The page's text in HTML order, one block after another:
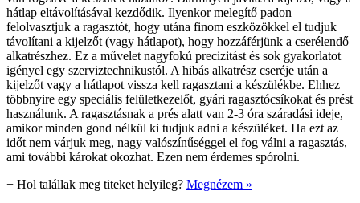
hátlap eltávolításával kezdődik. Ilyenkor melegítő padon
felolvasztjuk a ragasztót, hogy utána finom eszközökkel el tudjuk
távolítani a kijelzőt (vagy hátlapot), hogy hozzáférjünk a cserélendő
alkatrészhez. Ez a művelet nagyfokú precizitást és sok gyakorlatot
igényel egy szerviztechnikustól. A hibás alkatrész cseréje után a
kijelzőt vagy a hátlapot vissza kell ragasztani a készülékbe. Ehhez
többnyire egy speciális felületkezelőt, gyári ragasztócsíkokat és prést
használunk. A ragasztásnak a prés alatt van 2-3 óra száradási ideje,
amikor minden gond nélkül ki tudjuk adni a készüléket. Ha ezt az
időt nem várjuk meg, nagy valószínűséggel el fog válni a ragasztás,
ami további károkat okozhat. Ezen nem érdemes spórolni.
+ Hol talállak meg titeket helyileg? Megnézem »